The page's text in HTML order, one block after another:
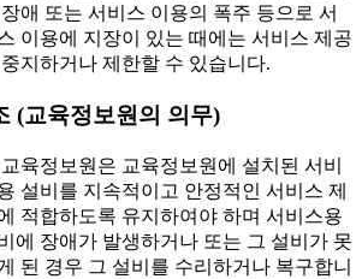
애 또는 서비스 이용의 폭주 등으로 서
이용에 지장이 있는 때에는 서비스 제공
지하거나 제한할 수 있습니다.
(교육정보원의 의무)
육정보원은 교육정보원에 설치된 서비
설비를 지속적이고 안정적인 서비스 제
적합하도록 유지하여야 하며 서비스용
에 장애가 발생하거나 또는 그 설비가 못
된 경우 그 설비를 수리하거나 복구합니